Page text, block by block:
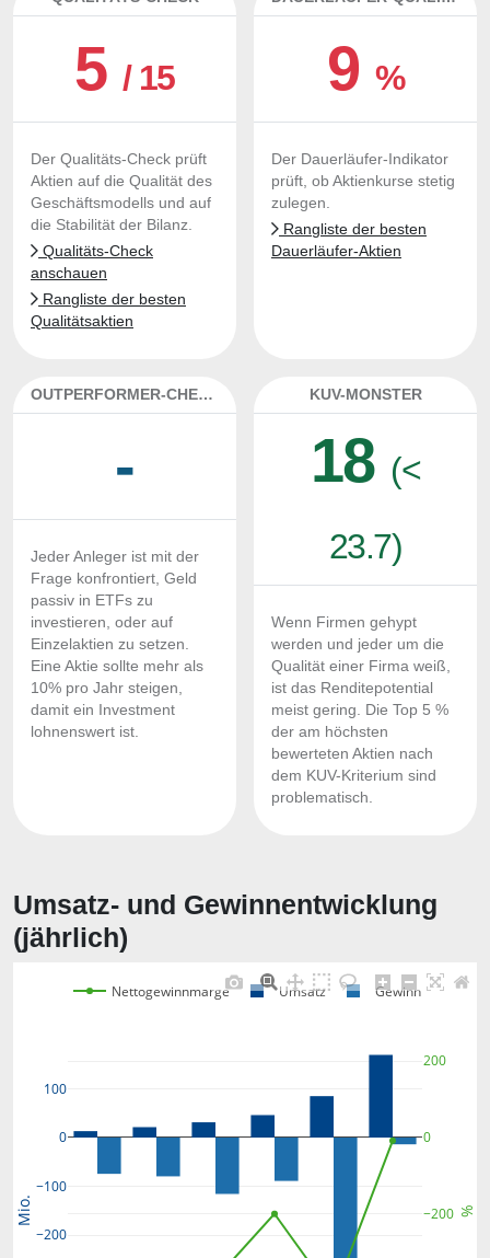
5/ 15
Der Qualitäts-Check prüft
Aktien auf die Qualität des
Geschäftsmodells und auf
die Stabilität der Bilanz.
Qualitäts-Check
anschauen
Rangliste der besten
Qualitätsaktien
9 %
Der Dauerläufer-Indikator
prüft, ob Aktienkurse stetig
zulegen.
Rangliste der besten
Dauerläufer-Aktien
OUTPERFORMER-CHECK
-
Jeder Anleger ist mit der
Frage konfrontiert, Geld
passiv in ETFs zu
investieren, oder auf
Einzelaktien zu setzen.
Eine Aktie sollte mehr als
10% pro Jahr steigen,
damit ein Investment
lohnenswert ist.
KUV-MONSTER
18 (<
23.7)
Wenn Firmen gehypt
werden und jeder um die
Qualität einer Firma weiß,
ist das Renditepotential
meist gering. Die Top 5 %
der am höchsten
bewerteten Aktien nach
dem KUV-Kriterium sind
problematisch.
Umsatz- und Gewinnentwicklung
(jährlich)
−200
−100
0
100
−200
0
200
Nettogewinnmarge Umsatz Gewinn
Mio. %